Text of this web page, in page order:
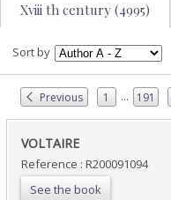
Xviii th century (4995)
Sort by
Previous 1 ... 191
‎VOLTAIRE‎
Reference : R200091094
See the book